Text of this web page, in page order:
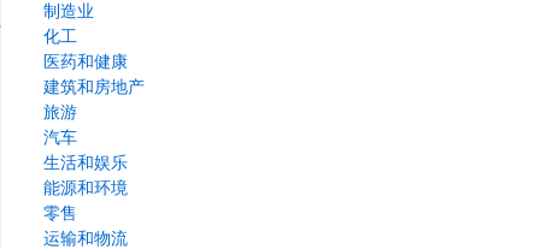
制造业
化工
医药和健康
建筑和房地产
旅游
汽车
生活和娱乐
能源和环境
零售
运输和物流